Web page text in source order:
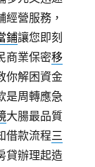
經營服務，
鋪讓您即刻
商業保密移
你解困資金
是周轉應急
大腸最品質
借款流程三
貸辦理起造